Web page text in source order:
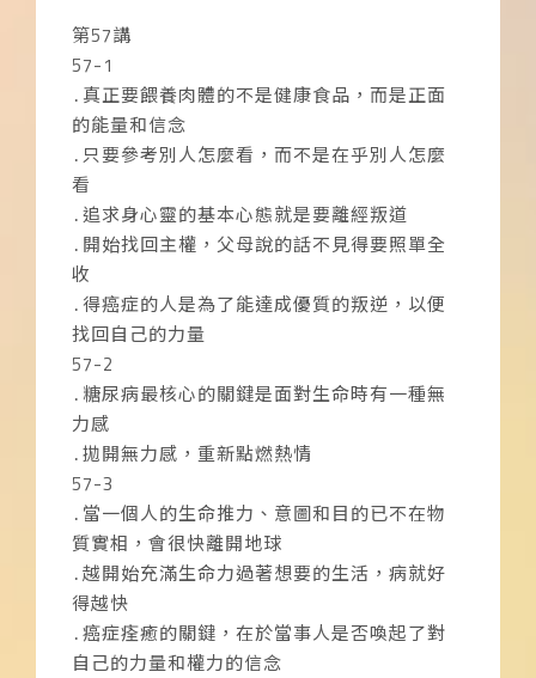
第57講
57-1
․真正要餵養肉體的不是健康食品，而是正面
的能量和信念
․只要參考別人怎麼看，而不是在乎別人怎麼
看
․追求身心靈的基本心態就是要離經叛道
․開始找回主權，父母說的話不見得要照單全
收
․得癌症的人是為了能達成優質的叛逆，以便
找回自己的力量
57-2
․糖尿病最核心的關鍵是面對生命時有一種無
力感
․拋開無力感，重新點燃熱情
57-3
․當一個人的生命推力、意圖和目的已不在物
質實相，會很快離開地球
․越開始充滿生命力過著想要的生活，病就好
得越快
․癌症痊癒的關鍵，在於當事人是否喚起了對
自己的力量和權力的信念